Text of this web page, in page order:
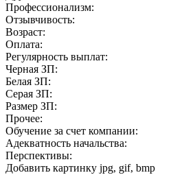
Профессионализм:
Отзывчивость:
Возраст:
Оплата:
Регулярность выплат:
Черная ЗП:
Белая ЗП:
Серая ЗП:
Размер ЗП:
Прочее:
Обучение за счет компании:
Адекватность начальства:
Перспективы:
Добавить картинку jpg, gif, bmp